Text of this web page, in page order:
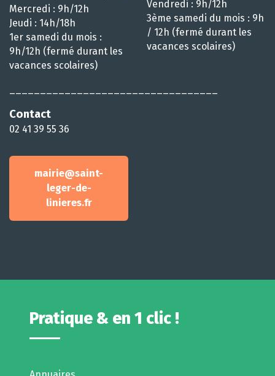
Mercredi : 9h/12h
Jeudi : 14h/18h
1er samedi du mois :
9h/12h (fermé durant les
vacances scolaires)
Contact
02 41 39 55 36
mairie@saint-
leger-de-
linieres.fr
Vendredi : 9h/12h
3ème samedi du mois : 9h
/ 12h (fermé durant les
vacances scolaires)
Pratique & en 1 clic !